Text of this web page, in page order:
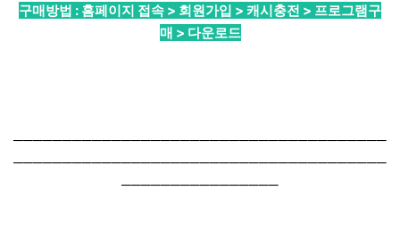
구매방법 : 홈페이지 접속 > 회원가입 > 캐시충전 > 프로그램구
매 > 다운로드
──────────────────────────────────────
──────────────────────────────────────
────────────────